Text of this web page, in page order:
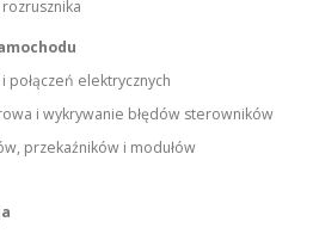
elektrycznych
i wykrywanie błędów sterowników
przekaźników i modułów